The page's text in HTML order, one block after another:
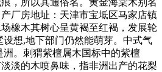
厂房地址：天津市宝坻区马家店镇
橡木其树心呈黄褐至红褐，发展轮
想,地下部门仍然能萌芽。中式气
。刺猬紫檀属木国标中的紫檀
淡的木喷鼻味，指非洲出产的花梨